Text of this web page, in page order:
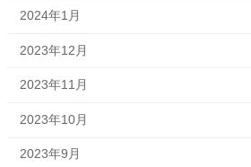
2024年1月
2023年12月
2023年11月
2023年10月
2023年9月